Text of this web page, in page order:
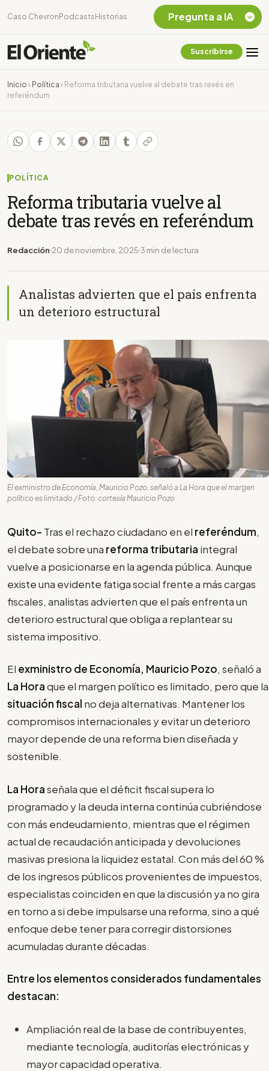
Caso Chevron Podcasts Historias
Suscribirse
Inicio › Política › Reforma tributaria vuelve al debate tras revés en
referéndum
POLÍTICA
Reforma tributaria vuelve al
debate tras revés en referéndum
Redacción 20 de noviembre, 2025 3 min de lectura
Analistas advierten que el país enfrenta
un deterioro estructural
El exministro de Economía, Mauricio Pozo, señaló a La Hora que el margen
político es limitado / Foto: cortesía Mauricio Pozo
Quito- Tras el rechazo ciudadano en el referéndum,
el debate sobre una reforma tributaria integral
vuelve a posicionarse en la agenda pública. Aunque
existe una evidente fatiga social frente a más cargas
fiscales, analistas advierten que el país enfrenta un
deterioro estructural que obliga a replantear su
sistema impositivo.
El exministro de Economía, Mauricio Pozo, señaló a
La Horaque el margen político es limitado, pero que la
situación fiscal no deja alternativas. Mantener los
compromisos internacionales y evitar un deterioro
mayor depende de una reforma bien diseñada y
sostenible.
La Horaseñala que el déficit fiscal supera lo
programado y la deuda interna continúa cubriéndose
con más endeudamiento, mientras que el régimen
actual de recaudación anticipada y devoluciones
masivas presiona la liquidez estatal. Con más del 60 %
de los ingresos públicos provenientes de impuestos,
especialistas coinciden en que la discusión ya no gira
en torno a si debe impulsarse una reforma, sino a qué
enfoque debe tener para corregir distorsiones
acumuladas durante décadas.
Entre los elementos considerados fundamentales
destacan:
Ampliación real de la base de contribuyentes,
mediante tecnología, auditorías electrónicas y
mayor capacidad operativa.
Pregunta a IA
Chevron Ecuador